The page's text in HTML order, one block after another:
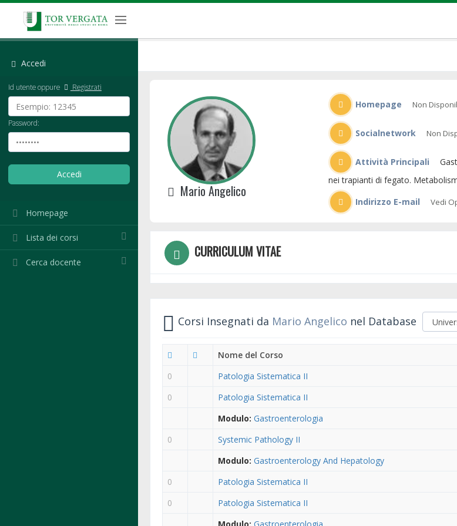
Accedi
Id utente oppure Registrati
Password:
Homepage
Lista dei corsi
Cerca docente
Mario Angelico
Homepage Non
Socialnetwork Non
Attività Principali
nei trapianti di fegato.
Indirizzo E-mail
Vedi
CURRICULUM VITAE
Corsi Insegnati da Mario Angelico nel Database
Nome del Corso
0
Patologia Sistematica II
0
Patologia Sistematica II
Modulo: Gastroenterologia
0
Systemic Pathology II
Modulo: Gastroenterology And Hepatology
0
Patologia Sistematica II
0
Patologia Sistematica II